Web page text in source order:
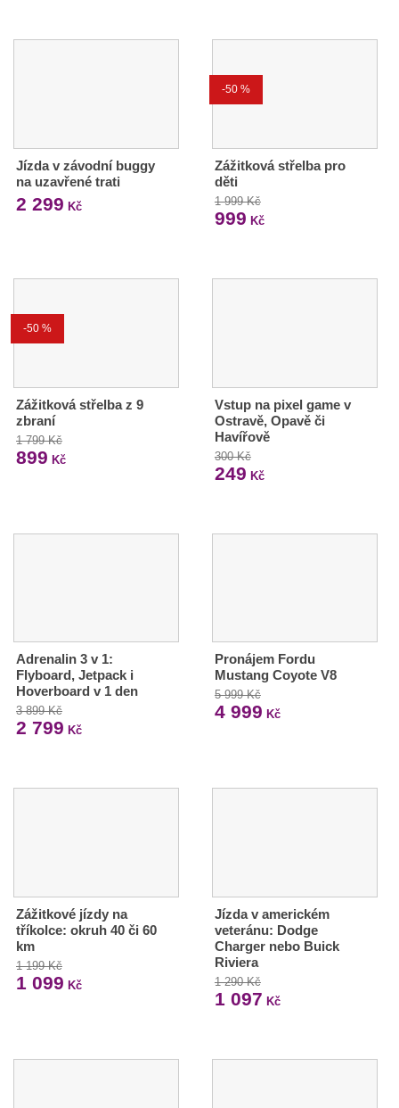
Jízda v závodní buggy
na uzavřené trati
2 299 Kč
-50 %
Zážitková střelba pro
děti
1 999 Kč
999 Kč
-50 %
Zážitková střelba z 9
zbraní
1 799 Kč
899 Kč
Vstup na pixel game v
Ostravě, Opavě či
Havířově
300 Kč
249 Kč
Adrenalin 3 v 1:
Flyboard, Jetpack i
Hoverboard v 1 den
3 899 Kč
2 799 Kč
Pronájem Fordu
Mustang Coyote V8
5 999 Kč
4 999 Kč
Zážitkové jízdy na
tříkolce: okruh 40 či 60
km
1 199 Kč
1 099 Kč
Jízda v americkém
veteránu: Dodge
Charger nebo Buick
Riviera
1 290 Kč
1 097 Kč